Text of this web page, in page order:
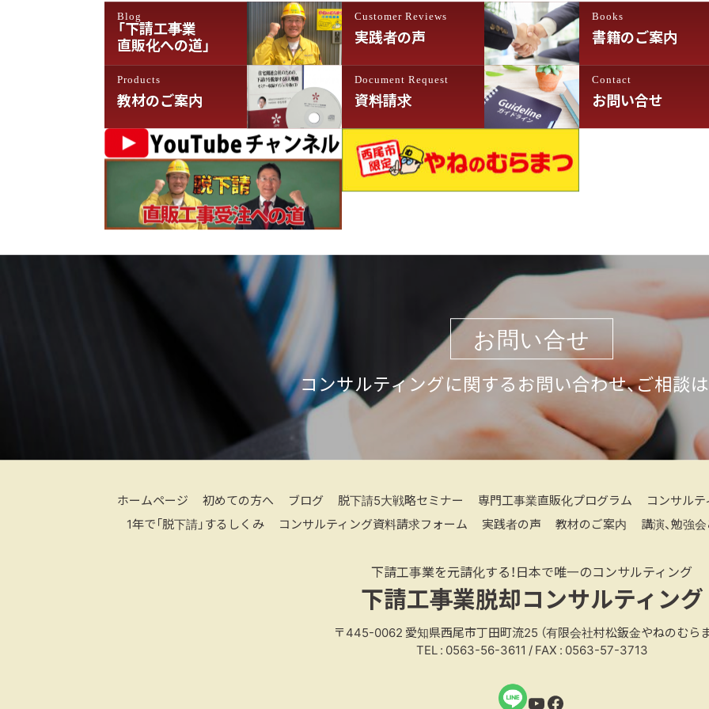
ョ
ン
Blog
「下請工事業
直販化への道」
Customer Reviews
実践者の声
Books
書籍のご案内
Products
教材のご案内
Document Request
資料請求
Contact
お問い合せ
お問い合せ
コンサルティングに関するお問い合わせ、ご相談
ホームページ 初めての方へ ブログ 脱下請5大戦略セミナー 専門工事業直販化プログラム
コンサル
1年で「脱下請」するしくみ
コンサルティング資料請求フォーム 実践者の声 教材のご案内 講演、勉強
下請工事業を元請化する！日本で唯一のコンサルティング
下請工事業脱却コンサルティング
〒445-0062 愛知県西尾市丁田町流25 （有限会社村松鈑金やねのむら
TEL : 0563-56-3611 / FAX : 0563-57-3713
YouTube
Facebook